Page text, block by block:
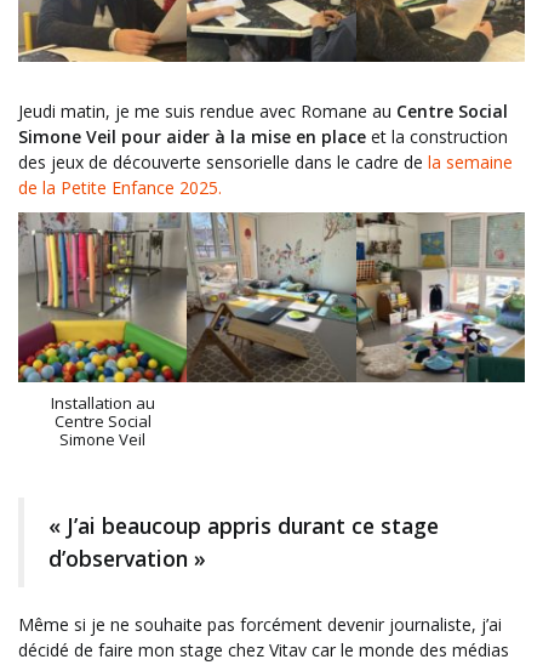
Jeudi matin, je me suis rendue avec Romane au Centre Social
Simone Veil pour aider à la mise en place et la construction
des jeux de découverte sensorielle dans le cadre de la semaine
de la Petite Enfance 2025.
Installation au
Centre Social
Simone Veil
« J’ai beaucoup appris durant ce stage
d’observation »
Même si je ne souhaite pas forcément devenir journaliste, j’ai
décidé de faire mon stage chez Vitav car le monde des médias